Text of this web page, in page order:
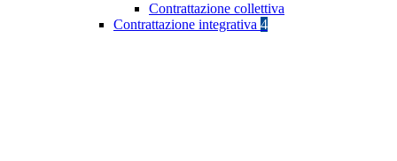
Contrattazione collettiva
Contrattazione integrativa 4